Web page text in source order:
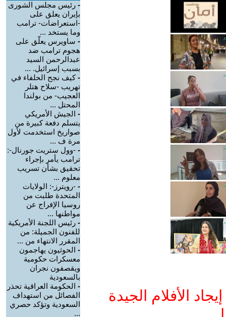
الأفلام الجيدة
- رئيس مجلس الشورى
بإيران يعلق على
-استعراضات- ترامب
وما يستخد ...
- ساويرس يعلّق على
هجوم ترامب ضد
عبدالرحمن السيد
بسبب إسرائيل. ...
-كيف نجح الحلفاء في
تهريب -سلاح هتلر
العجيب- من بولندا
المحتل ...
- الجيش الأمريكي
يتسلم دفعة كبيرة من
صواريخ استخدمت لأول
مرة ف ...
- -وول ستريت جورنال-:
ترامب يأمر بإجراء
تحقيق بشأن تسريب
معلوم ...
- -رويترز-: الولايات
المتحدة طلبت من
روسيا الإفراج عن
مواطنها ...
- رئيس اللجنة الأمريكية
للفنون الجميلة: من
المقرر الانتهاء من ...
- الحوثيون يهاجمون
معسكرات حكومية
ويقصفون نجران
بالسعودية
- الحكومة العراقية تحذر
الفصائل من استهداف
السعودية وتؤكد حصري
...